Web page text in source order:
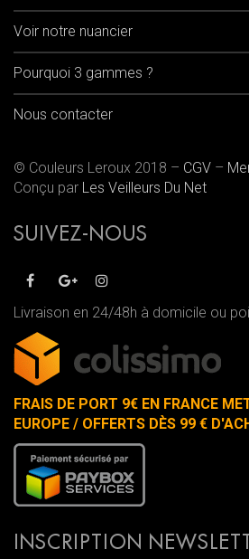
Voir notre nuancier
Pourquoi 3 gammes ?
Nous contacter
© Couleurs Leroux 2018 – CGV –
Conçu par Les Veilleurs Du Net
SUIVEZ-NOUS
Livraison en 24/48h à domicile ou
FRAIS DE PORT 9€ EN FRANCE
EUROPE / OFFERTS DÈS 99 €
INSCRIPTION